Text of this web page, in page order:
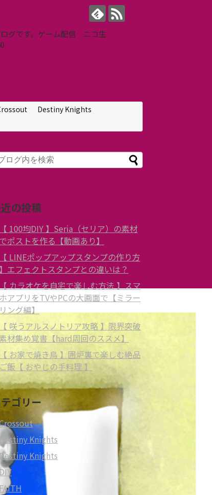
グです。ゲーム配信 ニコ生
Destiny Knights
の投稿
【 100均DIY 】Seria（セリア）の素材
でポストを作る【動画あり】
【 LINEポップアップスタンプの作り方
】エフェクトスタンプとの違いは？
【 カラオケを自宅で楽しむ方法 】スマ
ホアプリをTVやPCの大画面で【ミラー
ング編】
【 咲うアルスノトリア攻略 】限界突破
素材集め覚書【hard周回のススメ】
【 お家で焼き鳥 】囲炉裏で楽しむ絶品
ご飯【 おやじの手料理 】
ゴリー
Destiny Knights
Destiny Knights
FAITH